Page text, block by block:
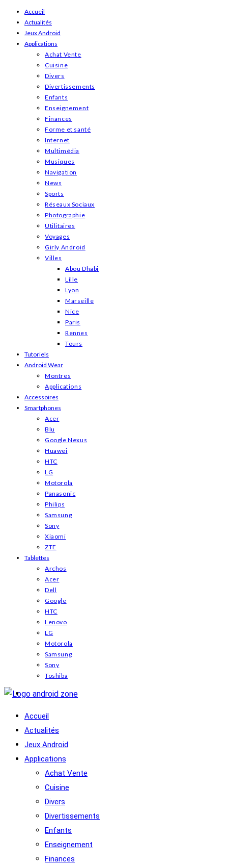
Skip
content
Accueil
Actualités
Jeux Android
Applications
Achat Vente
Cuisine
Divers
Divertissements
Enfants
Enseignement
Finances
Forme et santé
Internet
Multimédia
Musiques
Navigation
News
Sports
Réseaux Sociaux
Photographie
Utilitaires
Voyages
Girly Android
Villes
Abou Dhabi
Lille
Lyon
Marseille
Nice
Paris
Rennes
Tours
Tutoriels
Android Wear
Montres
Applications
Accessoires
Smartphones
Acer
Blu
Google Nexus
Huawei
HTC
LG
Motorola
Panasonic
Philips
Samsung
Sony
Xiaomi
ZTE
Tablettes
Archos
Acer
Dell
Google
HTC
Lenovo
LG
Motorola
Samsung
Sony
Toshiba
Accueil
Actualités
Jeux Android
Applications
Achat Vente
Cuisine
Divers
Divertissements
Enfants
Enseignement
Finances